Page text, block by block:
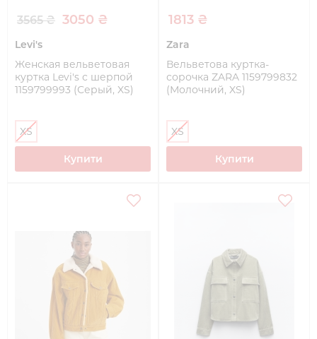
3565 ₴ 3050 ₴
Levi's
Женская вельветовая
куртка Levi's с шерпой
1159799993 (Серый, XS)
XS
Купити
1813 ₴
Zara
Вельветова куртка-
сорочка ZARA 1159799832
(Молочний, XS)
XS
Купити